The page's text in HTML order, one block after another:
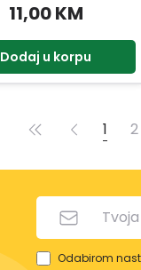
11,00 KM
Dodaj u korpu
1 2
Odabirom